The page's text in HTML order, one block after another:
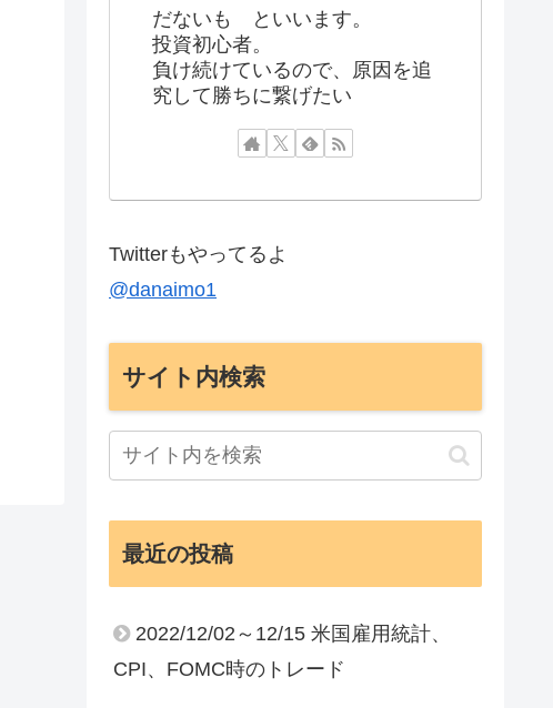
だないも といいます。
投資初心者。
負け続けているので、原因を追
究して勝ちに繋げたい
Twitterもやってるよ
@danaimo1
サイト内検索
最近の投稿
2022/12/02～12/15 米国雇用統計、
CPI、FOMC時のトレード